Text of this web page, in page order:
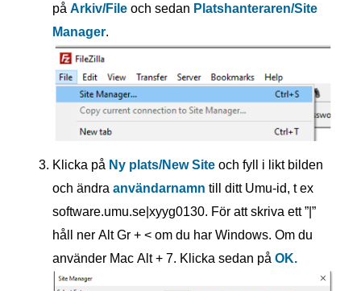
på Arkiv/Fileoch sedan Platshanteraren/Site
Manager.
Klicka på Ny plats/New Siteoch fyll i likt bilden
och ändra användarnamn till ditt Umu-id, t ex
software.umu.se|xyyg0130. För att skriva ett ”|”
håll ner Alt Gr + < om du har Windows. Om du
använder Mac Alt + 7. Klicka sedan på OK.